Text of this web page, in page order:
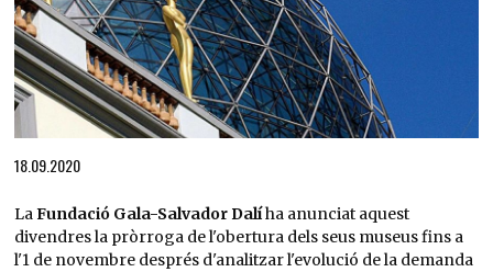
18.09.2020
LaFundació Gala-Salvador Dalíha anunciat aquest
divendres la pròrroga de l'obertura dels seus museus fins a
l'1 de novembre després d'analitzar l'evolució de la demanda